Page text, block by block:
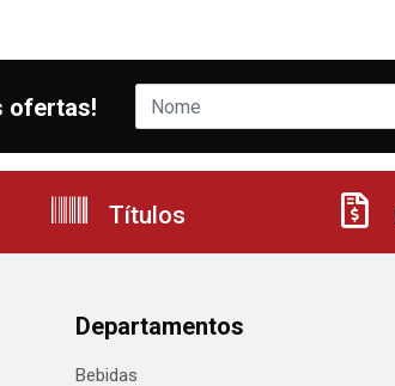
ofertas!
Títulos
Departamentos
Bebidas